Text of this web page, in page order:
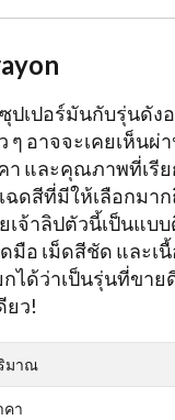
ปเปอร์มันกับรุ่นดังอ
ๆ อาจจะเคยเห็นผ่
า และคุณภาพที่เรี
ฉดสีที่มีให้เลือกมาก
เจ้าลิปตัวนี้เป็นแบ
มือ เม็ดสีชัด และเ
กได้ว่าเป็นรุ่นที่ขา
ยว!
มาณ
คา